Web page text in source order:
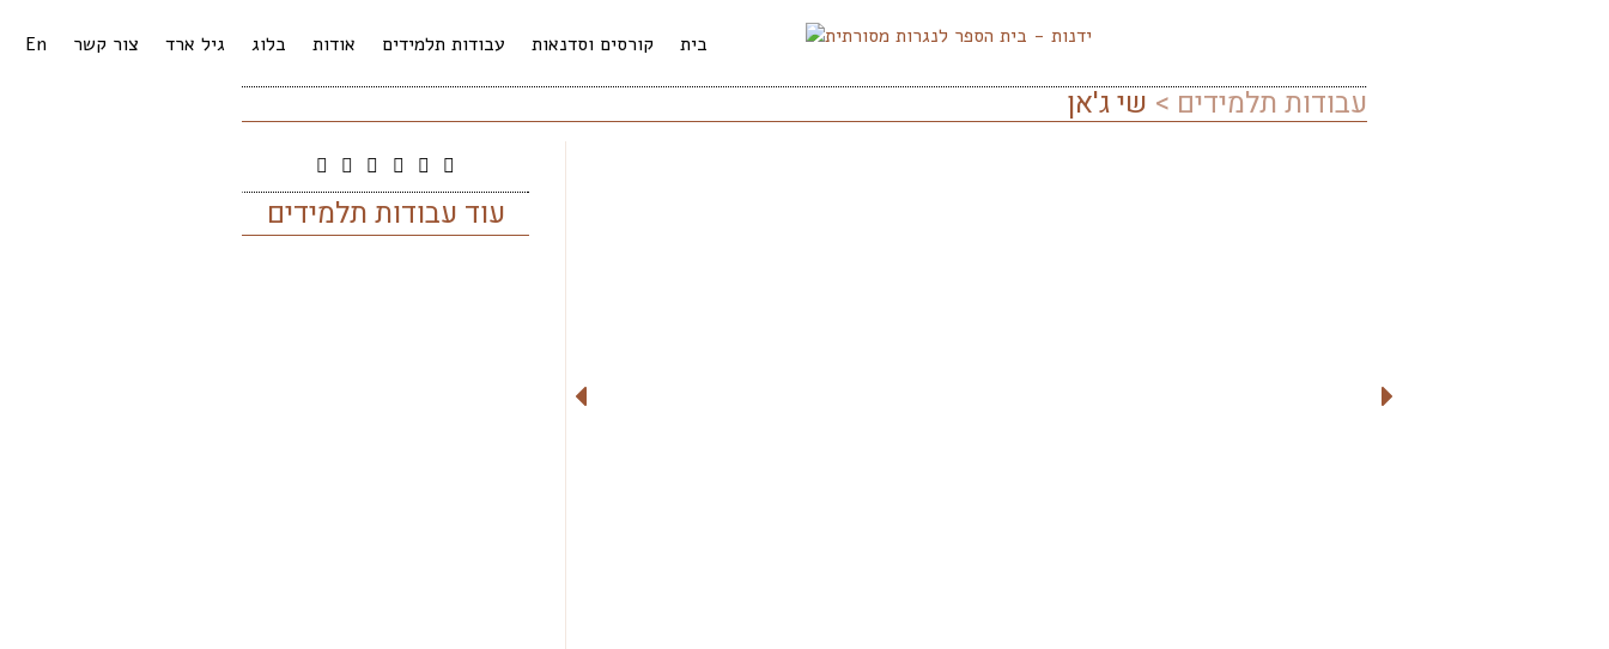
בית קורסים וסדנאות עבודות תלמידים אודות בלוג גיל ארד צור קשר En
עבודות תלמידים > שי ג'אן
עוד עבודות תלמידים